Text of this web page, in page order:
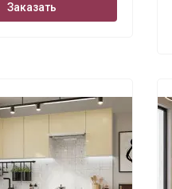
Заказать